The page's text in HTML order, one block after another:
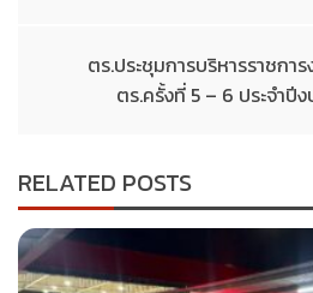
ตร.ประชุมการบริหารราชก
ตร.ครั้งที่ 5 – 6 ประจำปี
RELATED POSTS